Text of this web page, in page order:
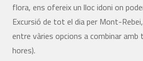
flora, ens ofereix un lloc idoni on
Excursió de tot el dia per Mont-
entre vàries opcions a combinar
hores).